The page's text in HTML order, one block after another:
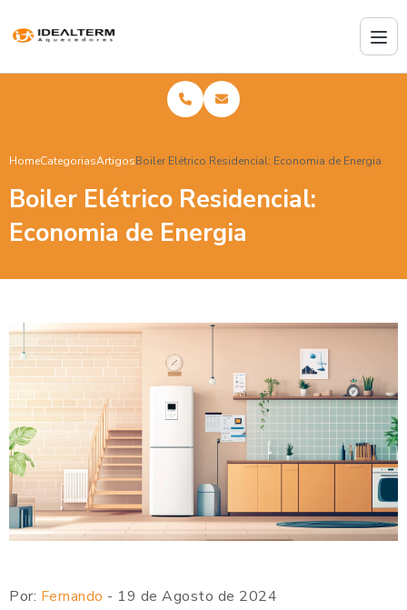
HomeCategoriasArtigosBoiler Elétrico Residencial: Economia de Energia
Boiler Elétrico Residencial:
Economia de Energia
Por: Fernando - 19 de Agosto de 2024